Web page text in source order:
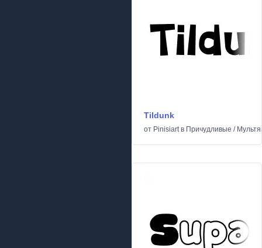
Tildunk
от Pinisiartв Причудливые /